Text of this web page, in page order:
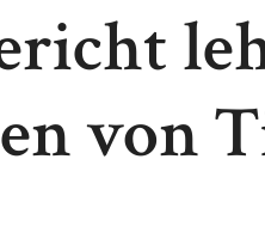
von